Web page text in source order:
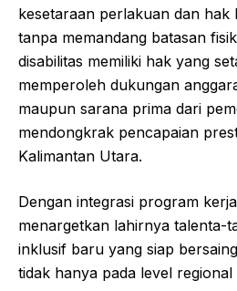
kesetaraan perlakuan dan hak
tanpa memandang batasan
disabilitas memiliki hak yang
memperoleh dukungan
maupun sarana prima dari
mendongkrak pencapaian
Kalimantan Utara.
Dengan integrasi program
menargetkan lahirnya talenta-
inklusif baru yang siap
tidak hanya pada level regional